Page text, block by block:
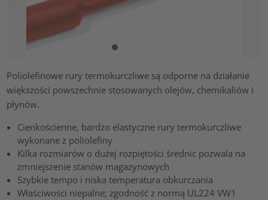
Poliolefinowe rury termokurczliwe są odporne na działanie
większości powszechnie stosowanych olejów, chemikaliów i
płynów.
Cienkościenne, bardzo elastyczne rury termokurczliwe
wykonane z poliolefiny
Kilka rozmiarów o dużej rozpiętości średnic pozwala na
zmniejszenie stanów magazynowych
Szybkie tempo i niska temperatura obkurczania
Właściwości niepalne; zgodność z normą UL224 VW1